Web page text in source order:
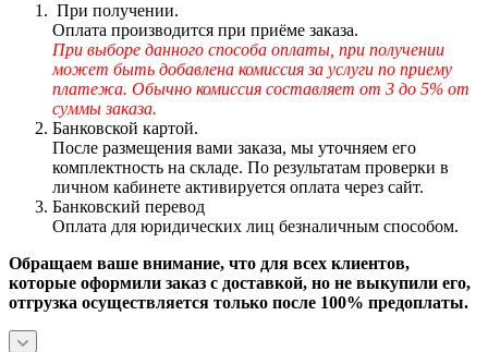
При получении.
Оплата производится при приёме заказа.
При выборе данного способа оплаты, при получении
может быть добавлена комиссия за услуги по приему
платежа. Обычно комиссия составляет от 3 до 5% от
суммы заказа.
Банковской картой.
После размещения вами заказа, мы уточняем его
комплектность на складе. По результатам проверки в
личном кабинете активируется оплата через сайт.
Банковский перевод
Оплата для юридических лиц безналичным способом.
Обращаем ваше внимание, что для всех клиентов,
которые оформили заказ с доставкой, но не выкупили его,
отгрузка осуществляется только после 100% предоплаты.